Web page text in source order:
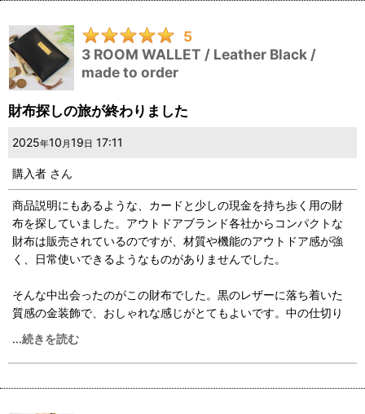
5
3 ROOM WALLET / Leather Black /
made to order
財布探しの旅が終わりました
2025年10 月19日 17:11
購入者 さん
商品説明にもあるような、カードと少しの現金を持ち歩く用の財
布を探していました。アウトドアブランド各社からコンパクトな
財布は販売されているのですが、材質や機能のアウトドア感が強
く、日常使いできるようなものがありませんでした。
そんな中出会ったのがこの財布でした。黒のレザーに落ち着いた
質感の金装飾で、おしゃれな感じがとてもよいです。中の仕切り
も2室ではなく3室あるので、カード、お札、小銭とく分けられま
す。また、お札が3つ折りではなく2つ折りで入るのも好みです。
シンプルな製品ゆえにこれ以上語ることはないのですが、とても
...続きを読む